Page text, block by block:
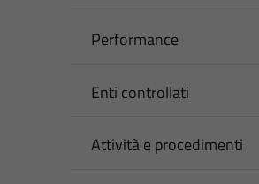
Performance
Enti controllati
Attività e procedimenti